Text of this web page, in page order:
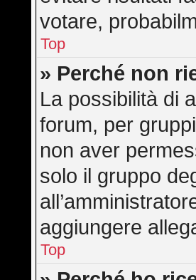
votare,
Top
» Perché non
La possibilità di
forum, per
non aver
solo il gruppo
aggiungere
Top